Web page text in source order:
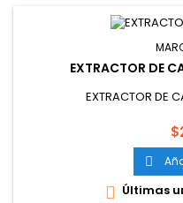
EXTRACTOR DE
EXTRACTOR DE

 Últimas